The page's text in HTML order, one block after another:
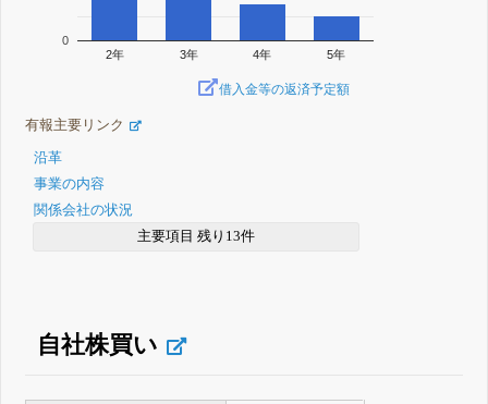
2年 3年 4年 5年
0
借入金等の返済予定額
有報主要リンク
沿革
事業の内容
関係会社の状況
主要項目 残り13件
自社株買い